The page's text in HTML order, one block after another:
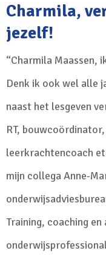
Charmila, vertel eens kort over
jezelf!
“Charmila Maassen,
Denk ik ook wel alle
naast het lesgeven
RT,
leerkrachtencoach
mijn collega Anne-
Training, coaching en